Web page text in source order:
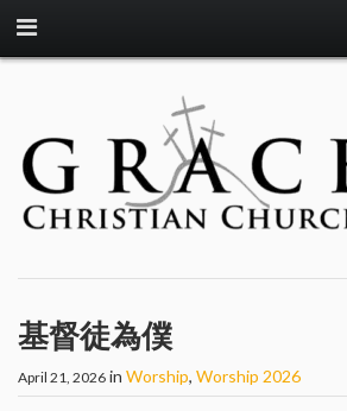
基督徒為僕
April 21, 2026 in Worship, Worship 2026